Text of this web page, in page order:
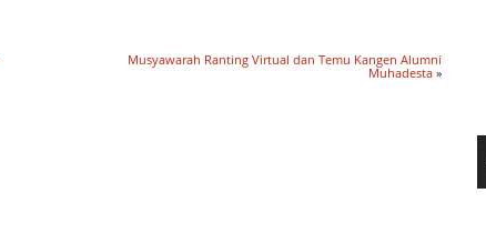
Musyawarah Ranting Virtual dan Temu Kangen Alumni
Muhadesta »